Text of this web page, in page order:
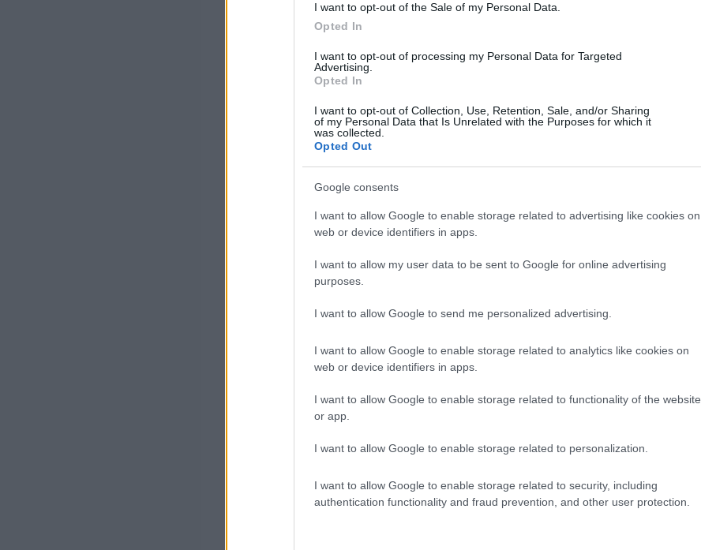
I want to opt-out of the Sale of my Personal Data.
Opted In
I want to opt-out of processing my Personal Data for Targeted
Advertising.
Opted In
I want to opt-out of Collection, Use, Retention, Sale, and/or Sharing
of my Personal Data that Is Unrelated with the Purposes for which it
was collected.
Opted Out
Google consents
I want to allow Google to enable storage related to advertising like cookies on
web or device identifiers in apps.
I want to allow my user data to be sent to Google for online advertising
purposes.
I want to allow Google to send me personalized advertising.
I want to allow Google to enable storage related to analytics like cookies on
web or device identifiers in apps.
I want to allow Google to enable storage related to functionality of the website
or app.
I want to allow Google to enable storage related to personalization.
I want to allow Google to enable storage related to security, including
authentication functionality and fraud prevention, and other user protection.